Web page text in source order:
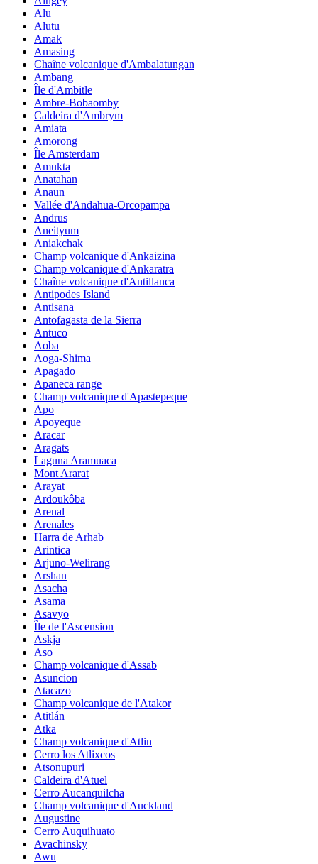
Alu
Alutu
Amak
Amasing
Chaîne volcanique d'Ambalatungan
Ambang
Île d'Ambitle
Ambre-Bobaomby
Caldeira d'Ambrym
Amiata
Amorong
Île Amsterdam
Amukta
Anatahan
Anaun
Vallée d'Andahua-Orcopampa
Andrus
Aneityum
Aniakchak
Champ volcanique d'Ankaizina
Champ volcanique d'Ankaratra
Chaîne volcanique d'Antillanca
Antipodes Island
Antisana
Antofagasta de la Sierra
Antuco
Aoba
Aoga-Shima
Apagado
Apaneca range
Champ volcanique d'Apastepeque
Apo
Apoyeque
Aracar
Aragats
Laguna Aramuaca
Mont Ararat
Arayat
Ardoukôba
Arenal
Arenales
Harra de Arhab
Arintica
Arjuno-Welirang
Arshan
Asacha
Asama
Asavyo
Île de l'Ascension
Askja
Aso
Champ volcanique d'Assab
Asuncion
Atacazo
Champ volcanique de l'Atakor
Atitlán
Atka
Champ volcanique d'Atlin
Cerro los Atlixcos
Atsonupuri
Caldeira d'Atuel
Cerro Aucanquilcha
Champ volcanique d'Auckland
Augustine
Cerro Auquihuato
Avachinsky
Awu